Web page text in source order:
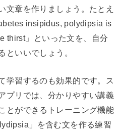
文章を作りましょう。たとえ
insipidus, polydipsia is
thirst」といった文を、自分
といいでしょう。
学習するのも効果的です。ス
プリでは、分かりやすい講義
とができるトレーニング機能
」を含む文を作る練習